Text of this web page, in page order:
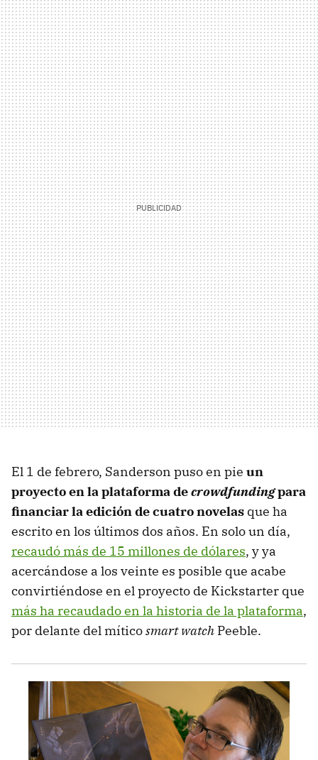
El 1 de febrero, Sanderson puso en pie un
proyecto en la plataforma decrowdfundingpara
financiar la edición de cuatro novelas que ha
escrito en los últimos dos años. En solo un día,
recaudó más de 15 millones de dólares, y ya
acercándose a los veinte es posible que acabe
convirtiéndose en el proyecto de Kickstarter que
más ha recaudado en la historia de la plataforma,
por delante del míticosmart watch Peeble.